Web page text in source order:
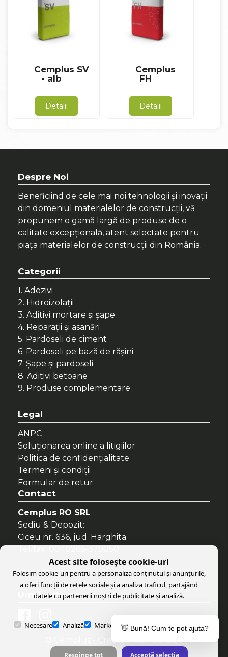
Cemplus SV
- alb
Detalii
Cemplus
FH
Detalii
Despre Noi
Beneficiind de cele mai noi tehnologii și inovații
din domeniul materialelor de construcții, vă
propunem o gamă largă de produse de o
calitate excepțională, atent selectate pentru
piața materialelor de construcții din România.
Categorii
1. Adezivi
2. Hidroizolații
3. Aditivi mortare și șape
4. Reparații și asanări
5. Pardoseli de ciment
6. Pardoseli pe bază de rășini
7. Șape și pardoseli
8. Aditivi betoane
9. Produse complementare
Legal
ANPC
Soluționarea online a litigiilor
Politica de confidenţialitate
Termeni şi condiţii
Formular de retur
Contact
Cemplus RO SRL
Sediu & Depozit:
Ciceu nr. 636, jud. Harghita
CUI: 25134504
Urmăreşte-ne
- Created withSoldigo
👋 Bună! Cum te pot ajuta?
Acest site folosește cookie-uri
Folosim cookie-uri pentru a personaliza conținutul și anunțurile,
a oferi funcții de rețele sociale și a analiza traficul, partajând
datele cu partenerii noștri de publicitate și analiză.
Necesare Analiză Marketing Preferințe Parteneri
Respinge tot Acceptă selecția